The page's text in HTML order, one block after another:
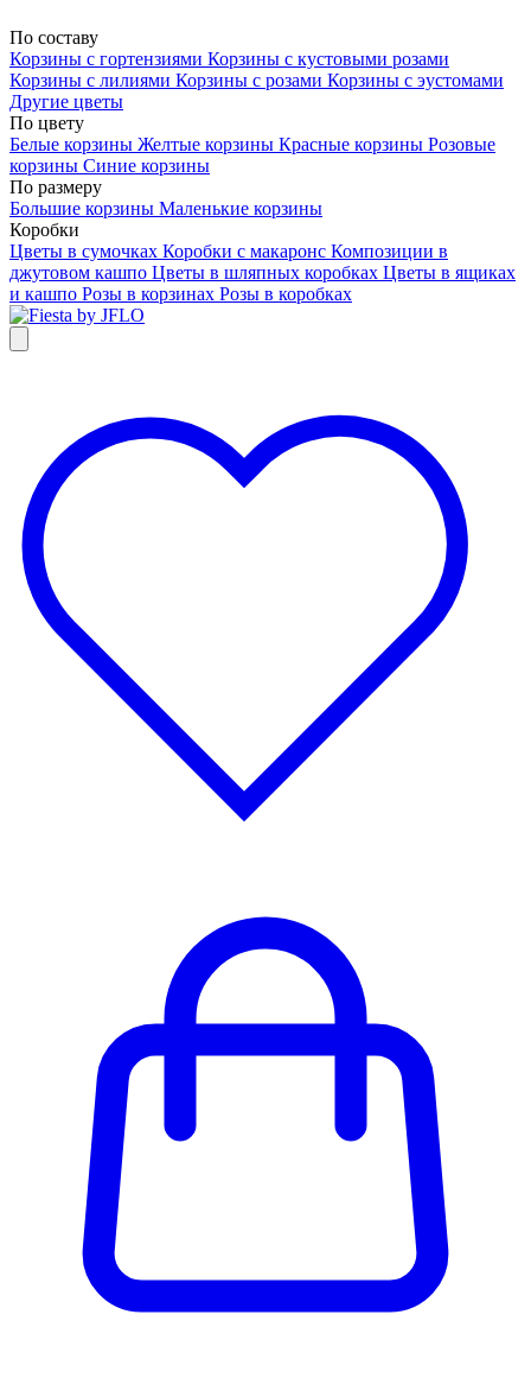
По составу
Корзины с гортензиями Корзины с кустовыми розами
Корзины с лилиями Корзины с розами Корзины с эустомами
Другие цветы
По цвету
Белые корзины Желтые корзины Красные корзины Розовые
корзины Синие корзины
По размеру
Большие корзины Маленькие корзины
Коробки
Цветы в сумочках Коробки с макаронс Композиции в
джутовом кашпо Цветы в шляпных коробках Цветы в ящиках
и кашпо Розы в корзинах Розы в коробках